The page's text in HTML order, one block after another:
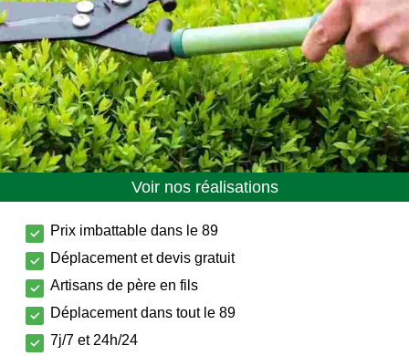
Voir nos réalisations
Prix imbattable dans le 89
Déplacement et devis gratuit
Artisans de père en fils
Déplacement dans tout le 89
7j/7 et 24h/24